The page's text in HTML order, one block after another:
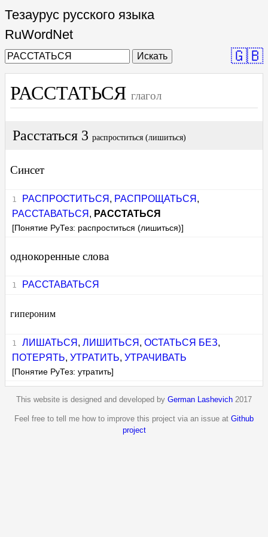
Тезаурус русского языка
RuWordNet
Искать 🇬🇧
РАССТАТЬСЯ глагол
Расстаться 3 распроститься (лишиться)
Синсет
РАСПРОСТИТЬСЯ , РАСПРОЩАТЬСЯ ,
РАССТАВАТЬСЯ , РАССТАТЬСЯ
[Понятие РуТез: распроститься (лишиться)]
однокоренные слова
РАССТАВАТЬСЯ
гипероним
ЛИШАТЬСЯ , ЛИШИТЬСЯ , ОСТАТЬСЯ БЕЗ,
ПОТЕРЯТЬ,УТРАТИТЬ,УТРАЧИВАТЬ
[Понятие РуТез: утратить]
This website is designed and developed by German Lashevich 2017
Feel free to tell me how to improve this project via an issue at Github
project